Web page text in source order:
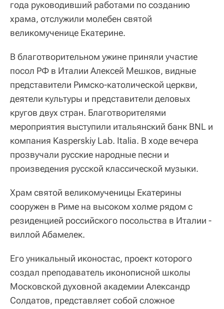
года руководивший работами по созданию
храма, отслужили молебен святой
великомученице Екатерине.
В благотворительном ужине приняли участие
посол РФ в Италии Алексей Мешков, видные
представители Римско-католической церкви,
деятели культуры и представители деловых
кругов двух стран. Благотворителями
мероприятия выступили итальянский банк BNL и
компания Kasperskiy Lab. Italia. В ходе вечера
прозвучали русские народные песни и
произведения русской классической музыки.
Храм святой великомученицы Екатерины
сооружен в Риме на высоком холме рядом с
резиденцией российского посольства в Италии -
виллой Абамелек.
Его уникальный иконостас, проект которого
создал преподаватель иконописной школы
Московской духовной академии Александр
Солдатов, представляет собой сложное